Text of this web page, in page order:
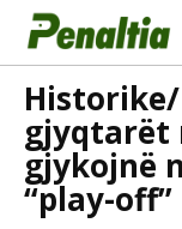
gjyqtarët
gjykojnë
“play-off”